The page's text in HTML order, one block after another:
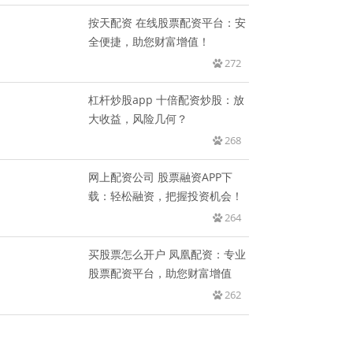
按天配资 在线股票配资平台：安
全便捷，助您财富增值！
272
杠杆炒股app 十倍配资炒股：放
大收益，风险几何？
268
网上配资公司 股票融资APP下
载：轻松融资，把握投资机会！
264
买股票怎么开户 凤凰配资：专业
股票配资平台，助您财富增值
262